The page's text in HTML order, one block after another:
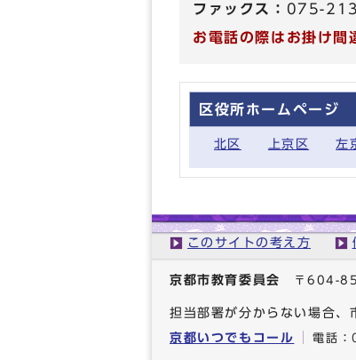
ファックス： 075-
お電話の際はお掛け間
区役所ホームページ
北区 上京区 左
このサイトの考え方
京都市教育委員会 〒604-
担当部署が分からない場合、
京都いつでもコール
電話：